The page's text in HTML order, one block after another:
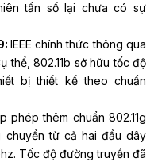
tần số lại chưa có sự
IEEE chính thức thông qua
thể, 802.11b sở hữu tốc độ
bị thiết kế theo chuẩn
phép thêm chuẩn 802.11g
chuyền từ cả hai đầu dây
Tốc độ đường truyền đã